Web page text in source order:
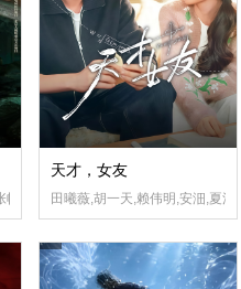
,陈创,何思甜,张棪琰,罗海琼,是安,赵健
天才，女友
田曦薇,胡一天,赖伟明,安沺,夏浩然